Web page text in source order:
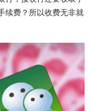
续费？所以收费无非就